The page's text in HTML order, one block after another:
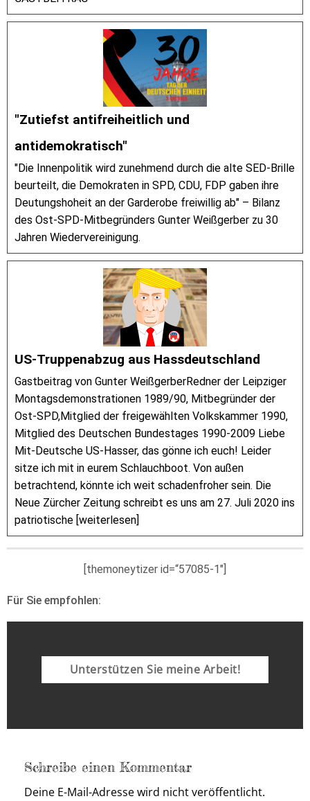
"Zutiefst antifreiheitlich und
antidemokratisch"
"Die Innenpolitik wird zunehmend durch die alte SED-Brille
beurteilt, die Demokraten in SPD, CDU, FDP gaben ihre
Deutungshoheit an der Garderobe freiwillig ab" – Bilanz
des Ost-SPD-Mitbegründers Gunter Weißgerber zu 30
Jahren Wiedervereinigung.
US-Truppenabzug aus Hassdeutschland
Gastbeitrag von Gunter WeißgerberRedner der Leipziger
Montagsdemonstrationen 1989/90, Mitbegründer der
Ost-SPD,Mitglied der freigewählten Volkskammer 1990,
Mitglied des Deutschen Bundestages 1990-2009 Liebe
Mit-Deutsche US-Hasser, das gönne ich euch! Leider
sitze ich mit in eurem Schlauchboot. Von außen
betrachtend, könnte ich weit schadenfroher sein. Die
Neue Zürcher Zeitung schreibt es uns am 27. Juli 2020 ins
patriotische [weiterlesen]
[themoneytizer id=“57085-1″]
Für Sie empfohlen:
Unterstützen Sie meine Arbeit!
Schreibe einen Kommentar
Deine E-Mail-Adresse wird nicht veröffentlicht.